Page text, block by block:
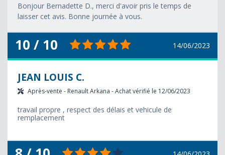
Bonjour Bernadette D., merci d'avoir pris le temps de
laisser cet avis. Bonne journée à vous.
10 / 10 14/06/2023
JEAN LOUIS C.
Après-vente - Renault Arkana - Achat vérifié le 12/06/2023
travail propre , respect des délais et vehicule de
remplacement